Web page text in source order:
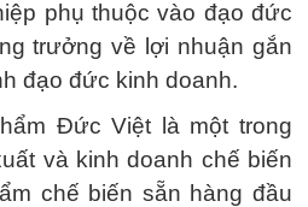
phụ thuộc vào đạo đức
trưởng về lợi nhuận gắn
đạo đức kinh doanh.
Đức Việt là một trong
và kinh doanh chế biến
chế biến sẵn hàng đầu